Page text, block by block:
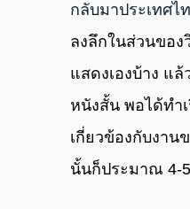
กลับมาประเทศไ
ลงลึกในส่วนของ
แสดงเองบ้าง แ
หนังสั้น พอได้ทํา
เกี่ยวข้องกับงาน
นั้นก็ประมาณ 4-